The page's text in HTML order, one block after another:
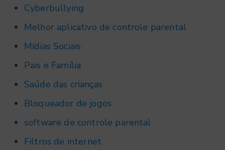
Cyberbullying
Melhor aplicativo de controle parental
Mídias Sociais
Pais e Família
Saúde das crianças
Bloqueador de jogos
software de controle parental
Filtros de internet